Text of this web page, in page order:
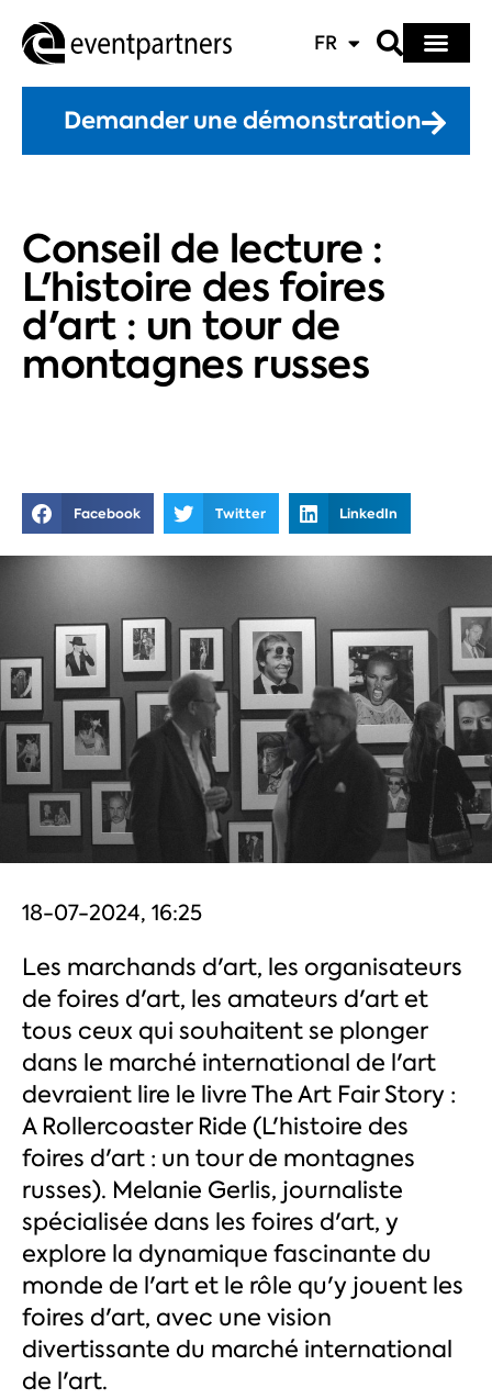
FR
Demander une démonstration
Conseil de lecture :
L'histoire des foires
d'art : un tour de
montagnes russes
Facebook Twitter LinkedIn
18-07-2024, 16:25
Les marchands d'art, les organisateurs
de foires d'art, les amateurs d'art et
tous ceux qui souhaitent se plonger
dans le marché international de l'art
devraient lire le livre The Art Fair Story :
A Rollercoaster Ride (L'histoire des
foires d'art : un tour de montagnes
russes). Melanie Gerlis, journaliste
spécialisée dans les foires d'art, y
explore la dynamique fascinante du
monde de l'art et le rôle qu'y jouent les
foires d'art, avec une vision
divertissante du marché international
de l'art.